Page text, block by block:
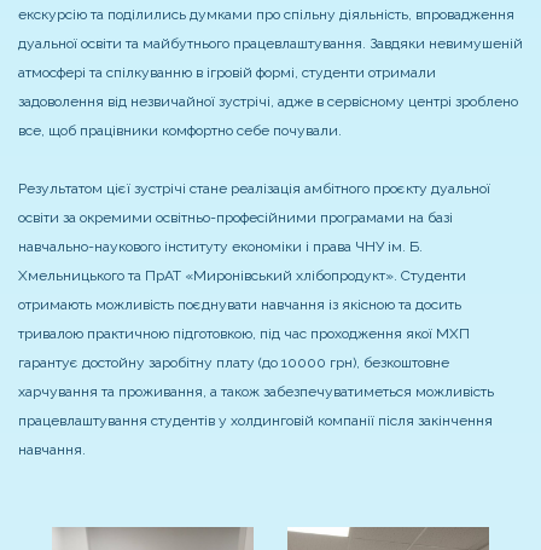
екскурсію та поділились думками про спільну діяльність, впровадження
дуальної освіти та майбутнього працевлаштування. Завдяки невимушеній
атмосфері та спілкуванню в ігровій формі, студенти отримали
задоволення від незвичайної зустрічі, адже в сервісному центрі зроблено
все, щоб працівники комфортно себе почували.
Результатом цієї зустрічі стане реалізація амбітного проєкту дуальної
освіти за окремими освітньо-професійними програмами на базі
навчально-наукового інституту економіки і права ЧНУ ім. Б.
Хмельницького та ПрАТ «Миронівський хлібопродукт». Студенти
отримають можливість поєднувати навчання із якісною та досить
тривалою практичною підготовкою, під час проходження якої МХП
гарантує достойну заробітну плату (до 10000 грн), безкоштовне
харчування та проживання, а також забезпечуватиметься можливість
працевлаштування студентів у холдинговій компанії після закінчення
навчання.